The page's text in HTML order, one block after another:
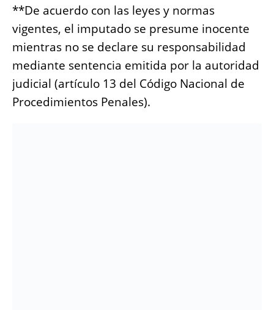
**De acuerdo con las leyes y normas
vigentes, el imputado se presume inocente
mientras no se declare su responsabilidad
mediante sentencia emitida por la autoridad
judicial (artículo 13 del Código Nacional de
Procedimientos Penales).